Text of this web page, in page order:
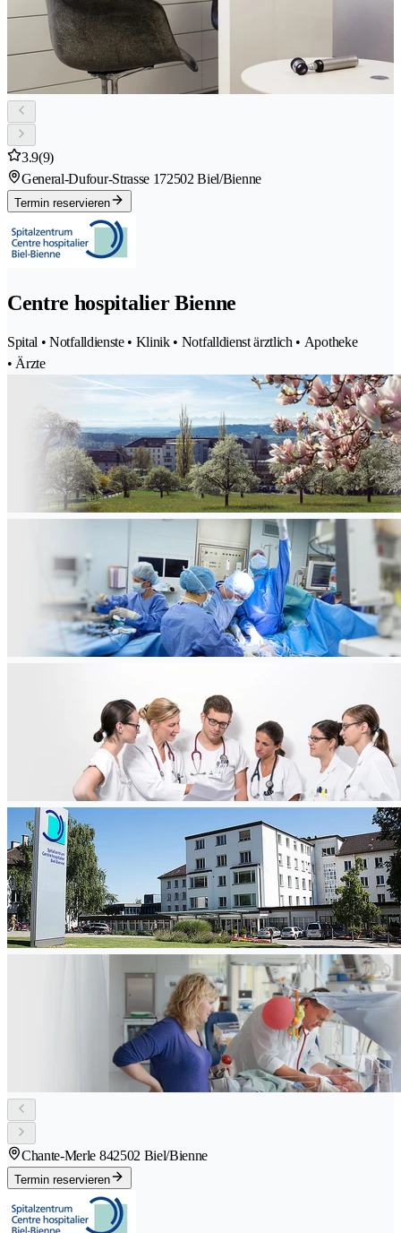
3.9(9)
General-Dufour-Strasse 172502 Biel/Bienne
Termin reservieren
Centre hospitalier Bienne
Spital • Notfalldienste • Klinik • Notfalldienst ärztlich • Apotheke
• Ärzte
Chante-Merle 842502 Biel/Bienne
Termin reservieren